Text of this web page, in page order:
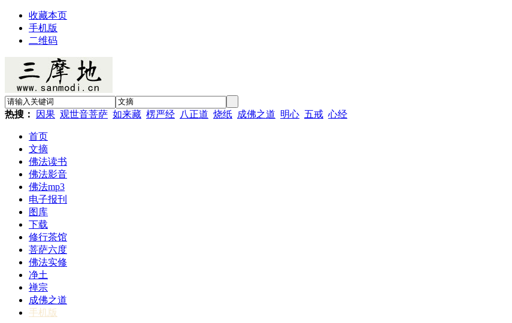
收藏本页
手机版
二维码
热搜： 因果 观世音菩萨 如来藏 楞严经 八正道 烧纸 成佛之道 明心 五戒 心经
首页
文摘
佛法读书
佛法影音
佛法mp3
电子报刊
图库
下载
修行茶馆
菩萨六度
佛法实修
净土
禅宗
成佛之道
手机版